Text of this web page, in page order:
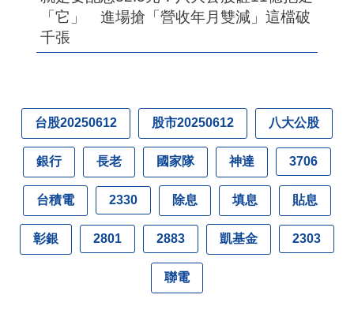
「它」 進場搶「營收年月雙減」這檔破
千張
台股20250612 股市20250612 八大公股
銀行 長老 國家隊 神達 3706
台積電 2330 除息 填息 貼息
彰銀 2801 2883 凱基金 2303
聯電